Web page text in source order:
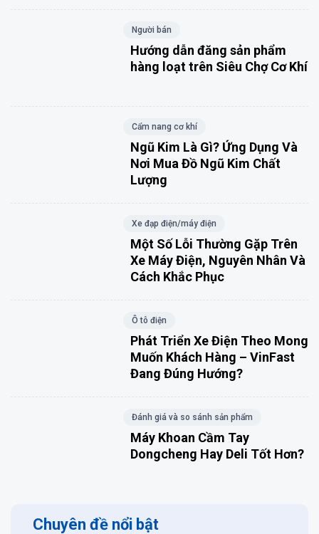
Người bán
Hướng dẫn đăng sản phẩm
hàng loạt trên Siêu Chợ Cơ Khí
Cẩm nang cơ khí
Ngũ Kim Là Gì? Ứng Dụng Và
Nơi Mua Đồ Ngũ Kim Chất
Lượng
Xe đạp điện/máy điện
Một Số Lỗi Thường Gặp Trên
Xe Máy Điện, Nguyên Nhân Và
Cách Khắc Phục
Ô tô điện
Phát Triển Xe Điện Theo Mong
Muốn Khách Hàng – VinFast
Đang Đúng Hướng?
Đánh giá và so sánh sản phẩm
Máy Khoan Cầm Tay
Dongcheng Hay Deli Tốt Hơn?
Chuyên đề nổi bật